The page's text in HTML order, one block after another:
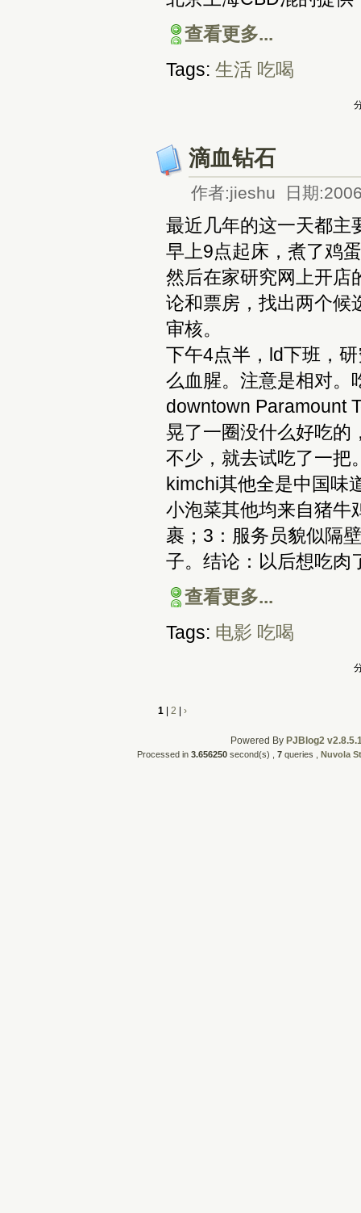
查看更多...
Tags: 生活 吃喝
滴血钻石
作者:jieshu 日期
最近几年的这一天都主
早上9点起床，煮了鸡
然后在家研究网上开店
论和票房，找出两个候
审核。
下午4点半，ld下班，
么血腥。注意是相对。
downtown Paramount
晃了一圈没什么好吃的
不少，就去试吃了一把
kimchi其他全是中国味
小泡菜其他均来自猪牛
裹；3：服务员貌似隔
子。结论：以后想吃肉
查看更多...
Tags: 电影 吃喝
1 2 ›
Powered By PJBlog2
Processed in 3.656250 second(s) , 7 queries , Nuvola